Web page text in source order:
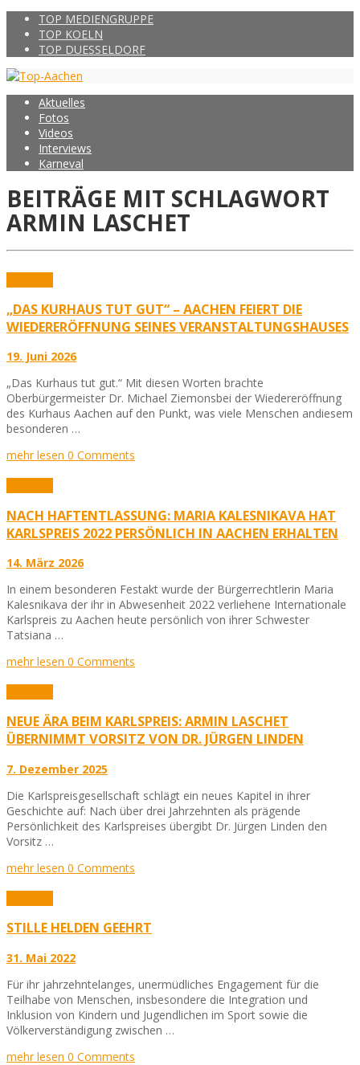
TOP MEDIENGRUPPE
TOP KOELN
TOP DUESSELDORF
Aktuelles
Fotos
Videos
Interviews
Karneval
BEITRÄGE MIT SCHLAGWORT
ARMIN LASCHET
„DAS KURHAUS TUT GUT“ – AACHEN FEIERT DIE
WIEDERERÖFFNUNG SEINES VERANSTALTUNGSHAUSES
19. Juni 2026
„Das Kurhaus tut gut.“ Mit diesen Worten brachte
Oberbürgermeister Dr. Michael Ziemonsbei der Wiedereröffnung
des Kurhaus Aachen auf den Punkt, was viele Menschen andiesem
besonderen …
mehr lesen 0 Comments
NACH HAFTENTLASSUNG: MARIA KALESNIKAVA HAT
KARLSPREIS 2022 PERSÖNLICH IN AACHEN ERHALTEN
14. März 2026
In einem besonderen Festakt wurde der Bürgerrechtlerin Maria
Kalesnikava der ihr in Abwesenheit 2022 verliehene Internationale
Karlspreis zu Aachen heute persönlich von ihrer Schwester
Tatsiana …
mehr lesen 0 Comments
NEUE ÄRA BEIM KARLSPREIS: ARMIN LASCHET
ÜBERNIMMT VORSITZ VON DR. JÜRGEN LINDEN
7. Dezember 2025
Die Karlspreisgesellschaft schlägt ein neues Kapitel in ihrer
Geschichte auf: Nach über drei Jahrzehnten als prägende
Persönlichkeit des Karlspreises übergibt Dr. Jürgen Linden den
Vorsitz …
mehr lesen 0 Comments
STILLE HELDEN GEEHRT
31. Mai 2022
Für ihr jahrzehntelanges, unermüdliches Engagement für die
Teilhabe von Menschen, insbesondere die Integration und
Inklusion von Kindern und Jugendlichen im Sport sowie die
Völkerverständigung zwischen …
mehr lesen 0 Comments